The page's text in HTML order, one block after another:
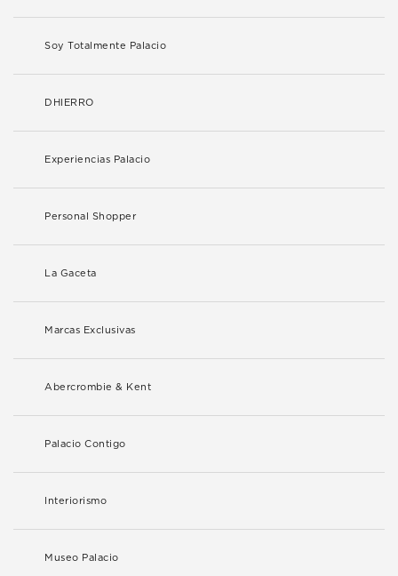
Soy Totalmente Palacio
DHIERRO
Experiencias Palacio
Personal Shopper
La Gaceta
Marcas Exclusivas
Abercrombie & Kent
Palacio Contigo
Interiorismo
Museo Palacio